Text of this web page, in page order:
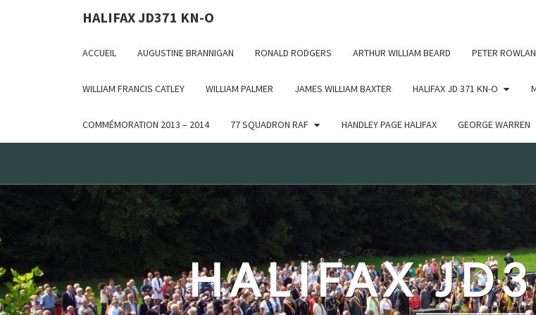
Deprecated: WP_Dependencies->add_data() est appelé avec un argument qui est
HALIFAX JD371 KN-O
ACCUEIL AUGUSTINE BRANNIGAN RONALD RODGERS ARTHUR WILLIAM BEARD PETER
WILLIAM FRANCIS CATLEY WILLIAM PALMER JAMES WILLIAM BAXTER HALIFAX JD 371 KN-O
COMMÉMORATION 2013 – 2014 77 SQUADRON RAF HANDLEY PAGE HALIFAX GEORGE WARREN
HALIFAX